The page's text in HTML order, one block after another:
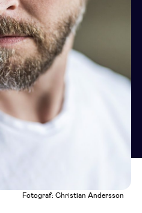
Fotograf: Christian Andersson